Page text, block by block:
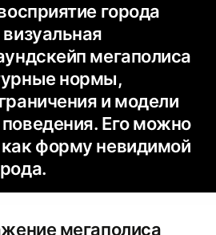
города
мегаполиса
нормы,
и модели
Его можно
форму невидимой
мегаполиса